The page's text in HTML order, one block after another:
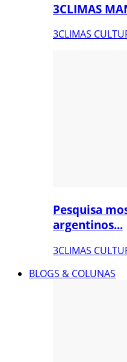
3CLIMAS
3CLIMAS
Pesquisa
argentinos...
3CLIMAS
BLOGS & COLUNAS